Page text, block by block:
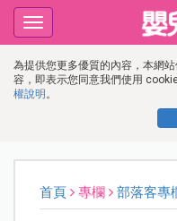
為提供您更多優質的內容，本網
容，即表示您同意我們使用
權說明 。
Toggle
navigation
首頁 專欄 部落客專